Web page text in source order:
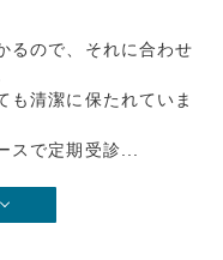
るので、それに合わせ
も清潔に保たれていま
スで定期受診...